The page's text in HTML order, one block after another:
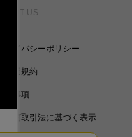
ABOUT US
プライバシーポリシー
ご利用規約
免責事項
特定商取引法に基づく表示